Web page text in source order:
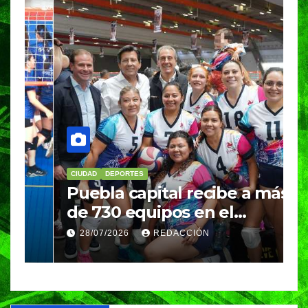
CIUDAD DEPORTES
Puebla capital recibe a más
de 730 equipos en el
Festival Máster de Voleibol
28/07/2026 REDACCIÓN